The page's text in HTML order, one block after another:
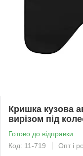
Кришка кузова
вирізом під
Готово до відправки
Код: 11-719
Опт і